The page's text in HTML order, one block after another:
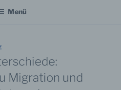
Menü
Migration und